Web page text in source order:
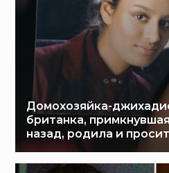
Домохозяйка-
британка,
назад, родила и